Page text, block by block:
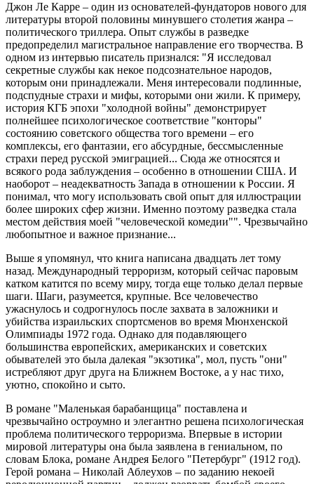
Джон Ле Карре – один из основателей-фундаторов нового для
литературы второй половины минувшего столетия жанра –
политического триллера. Опыт службы в разведке
предопределил магистральное направление его творчества. В
одном из интервью писатель признался: "Я исследовал
секретные службы как некое подсознательное народов,
которым они принадлежали. Меня интересовали подлинные,
подспудные страхи и мифы, которыми они жили. К примеру,
история КГБ эпохи "холодной войны" демонстрирует
полнейшее психологическое соответствие "конторы"
состоянию советского общества того времени – его
комплексы, его фантазии, его абсурдные, бессмысленные
страхи перед русской эмиграцией... Сюда же относятся и
всякого рода заблуждения – особенно в отношении США. И
наоборот – неадекватность Запада в отношении к России. Я
понимал, что могу использовать свой опыт для иллюстрации
более широких сфер жизни. Именно поэтому разведка стала
местом действия моей "человеческой комедии"". Чрезвычайно
любопытное и важное признание...
Выше я упомянул, что книга написана двадцать лет тому
назад. Международный терроризм, который сейчас паровым
катком катится по всему миру, тогда еще только делал первые
шаги. Шаги, разумеется, крупные. Все человечество
ужаснулось и содрогнулось после захвата в заложники и
убийства израильских спортсменов во время Мюнхенской
Олимпиады 1972 года. Однако для подавляющего
большинства европейских, американских и советских
обывателей это была далекая "экзотика", мол, пусть "они"
истребляют друг друга на Ближнем Востоке, а у нас тихо,
уютно, спокойно и сыто.
В романе "Маленькая барабанщица" поставлена и
чрезвычайно остроумно и элегантно решена психологическая
проблема политического терроризма. Впервые в истории
мировой литературы она была заявлена в гениальном, по
словам Блока, романе Андрея Белого "Петербург" (1912 год).
Герой романа – Николай Аблеухов – по заданию некоей